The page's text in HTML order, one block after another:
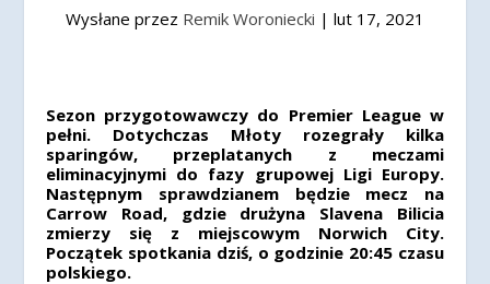
Wysłane przez Remik Woroniecki | lut 17, 2021
Sezon przygotowawczy do Premier League w
pełni. Dotychczas Młoty rozegrały kilka
sparingów, przeplatanych z meczami
eliminacyjnymi do fazy grupowej Ligi Europy.
Następnym sprawdzianem będzie mecz na
Carrow Road, gdzie drużyna Slavena Bilicia
zmierzy się z miejscowym Norwich City.
Początek spotkania dziś, o godzinie 20:45 czasu
polskiego.